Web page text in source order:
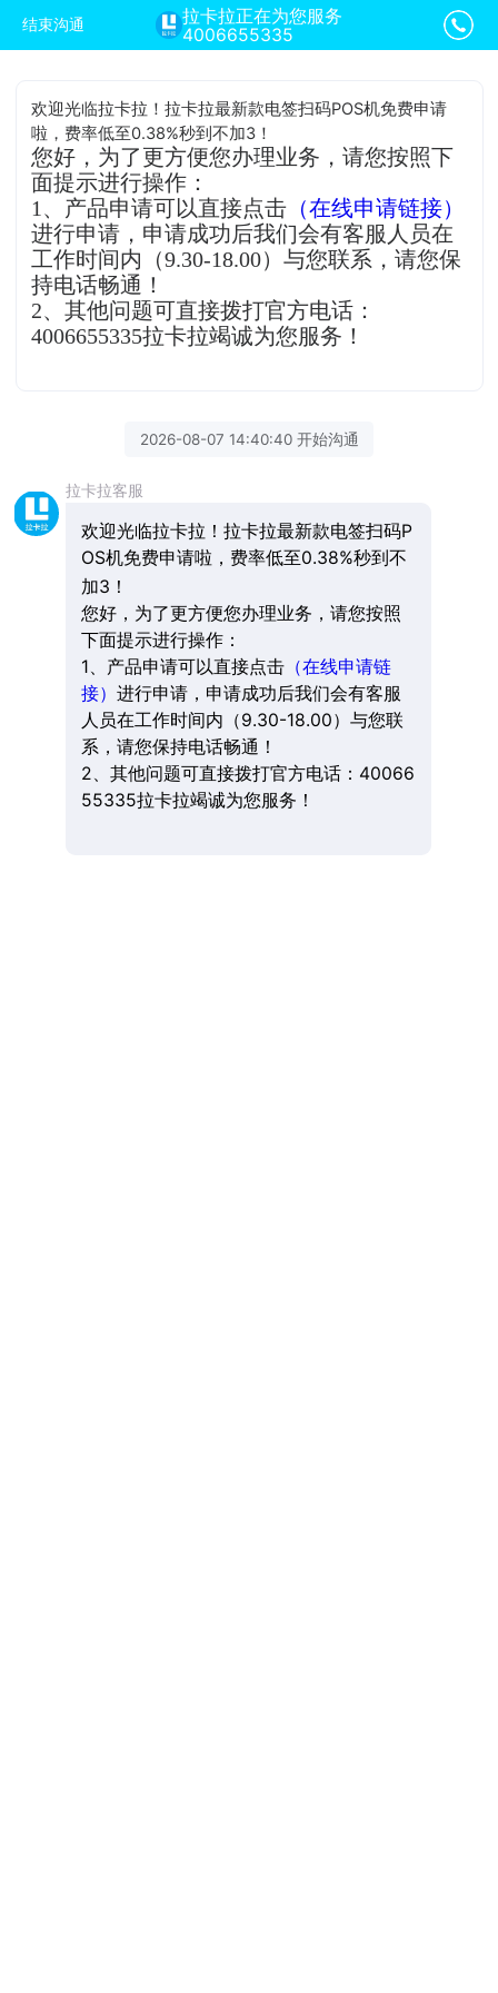
结束沟通
拉卡拉正在为您服务
4006655335
欢迎光临拉卡拉！拉卡拉最新款电签扫码POS机免费申请
啦，费率低至0.38%秒到不加3！
您好，为了更方便您办理业务，请您按照下
面提示进行操作：
1、产品申请可以直接点击 （在线申请链接）
进行申请，申请成功后我们会有客服人员在
工作时间内（9.30-18.00）与您联系，请您保
持电话畅通！
2、其他问题可直接拨打官方电话：
4006655335拉卡拉竭诚为您服务！
2026-08-07 14:40:40 开始沟通
拉卡拉客服
欢迎光临拉卡拉！拉卡拉最新款电签扫码P
OS机免费申请啦，费率低至0.38%秒到不
加3！
您好，为了更方便您办理业务，请您按照
下面提示进行操作：
1、产品申请可以直接点击（在线申请链
接） 进行申请，申请成功后我们会有客服
人员在工作时间内（9.30-18.00）与您联
系，请您保持电话畅通！
2、其他问题可直接拨打官方电话：40066
55335拉卡拉竭诚为您服务！